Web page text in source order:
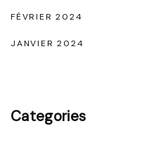
FÉVRIER 2024
JANVIER 2024
Categories